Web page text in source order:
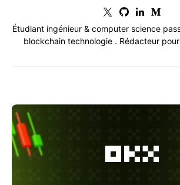
Étudiant ingénieur & computer science
blockchain technologie . Rédacteur